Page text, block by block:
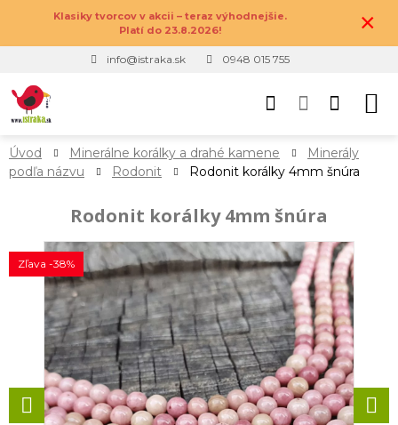
Klasiky tvorcov v akcii – teraz výhodnejšie.
Platí do 23.8.2026!
×
info@istraka.sk 0948 015 755
Úvod Minerálne korálky a drahé kamene
Minerály
podľa názvu
Rodonit Rodonit korálky 4mm šnúra
Rodonit korálky 4mm šnúra
Zľava -38%